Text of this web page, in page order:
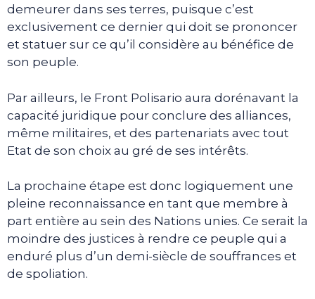
demeurer dans ses terres, puisque c’est
exclusivement ce dernier qui doit se prononcer
et statuer sur ce qu’il considère au bénéfice de
son peuple.
Par ailleurs, le Front Polisario aura dorénavant la
capacité juridique pour conclure des alliances,
même militaires, et des partenariats avec tout
Etat de son choix au gré de ses intérêts.
La prochaine étape est donc logiquement une
pleine reconnaissance en tant que membre à
part entière au sein des Nations unies. Ce serait la
moindre des justices à rendre ce peuple qui a
enduré plus d’un demi-siècle de souffrances et
de spoliation.